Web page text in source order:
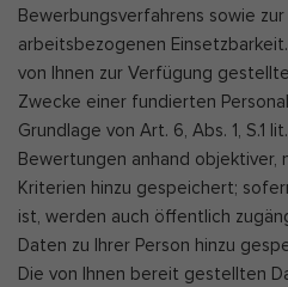
Bewerbungsverfahrens sowie
arbeitsbezogenen
von Ihnen zur Verfügung
Zwecke einer fundierten
Grundlage von Art. 6, Abs. 1, S.1
Bewertungen anhand objektiver,
Kriterien hinzu gespeichert;
ist, werden auch öffentlich
Daten zu Ihrer Person hinzu
Die von Ihnen bereit gestellten